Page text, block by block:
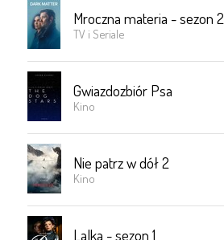
Mroczna materia - sezon 2
TV i Seriale
Gwiazdozbiór Psa
Kino
Nie patrz w dół 2
Kino
Lalka - sezon 1